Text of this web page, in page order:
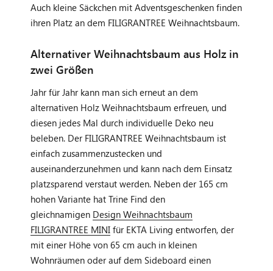
Auch kleine Säckchen mit Adventsgeschenken finden
ihren Platz an dem FILIGRANTREE Weihnachtsbaum.
Alternativer Weihnachtsbaum aus Holz in
zwei Größen
Jahr für Jahr kann man sich erneut an dem
alternativen Holz Weihnachtsbaum erfreuen, und
diesen jedes Mal durch individuelle Deko neu
beleben. Der FILIGRANTREE Weihnachtsbaum ist
einfach zusammenzustecken und
auseinanderzunehmen und kann nach dem Einsatz
platzsparend verstaut werden. Neben der 165 cm
hohen Variante hat Trine Find den
gleichnamigen Design Weihnachtsbaum
FILIGRANTREE MINI für EKTA Living entworfen, der
mit einer Höhe von 65 cm auch in kleinen
Wohnräumen oder auf dem Sideboard einen